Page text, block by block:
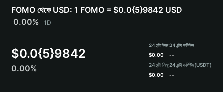
Português (Portugal)
Bahasa Indonesia
Español
FOMO থেকে USD: 1 FOMO = $0.0{5}9842 USD
0.00%
1D
$0.0{5}9842
0.00%
24 ঘন্টা উচ্চ
$0.00
24 ঘন্টা নিম্ন
$0.00
24 ঘন্টা ভলিউম
--
24 ঘন্টা ভলিউম(USDT)
--